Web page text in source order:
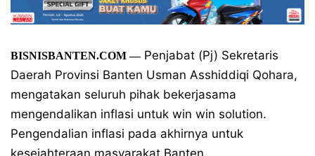
BISNISBANTEN.COM—Penjabat (Pj) Sekretaris
Daerah Provinsi Banten Usman Asshiddiqi Qohara,
mengatakan seluruh pihak bekerjasama
mengendalikan inflasi untuk win win solution.
Pengendalian inflasi pada akhirnya untuk
kesejahteraan masyarakat Banten.